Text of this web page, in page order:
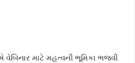
માટે મહત્વની ભૂમિકા ભજવી